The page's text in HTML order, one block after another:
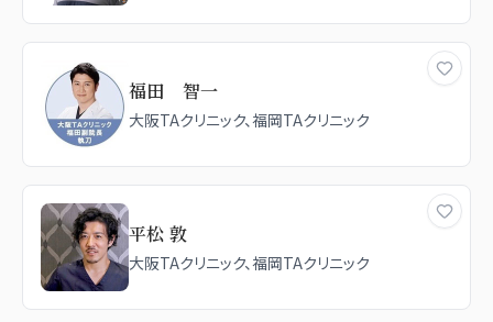
福田 智一
大阪TAクリニック、福岡TAクリニック
平松 敦
大阪TAクリニック、福岡TAクリニック